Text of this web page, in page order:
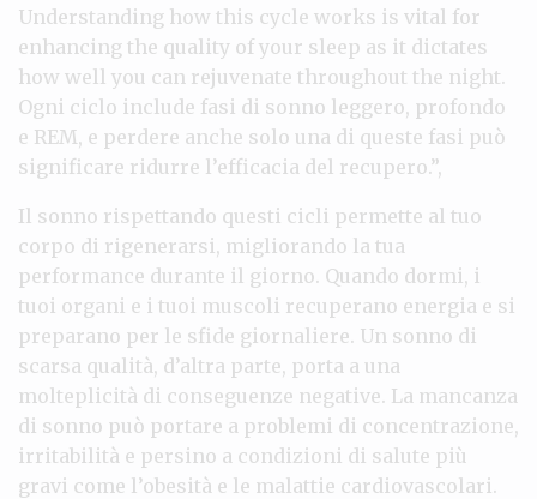
Understanding how this cycle works is vital for
enhancing the quality of your sleep as it dictates
how well you can rejuvenate throughout the night.
Ogni ciclo include fasi di sonno leggero, profondo
e REM, e perdere anche solo una di queste fasi può
significare ridurre l’efficacia del recupero.”,
Il sonno rispettando questi cicli permette al tuo
corpo di rigenerarsi, migliorando la tua
performance durante il giorno. Quando dormi, i
tuoi organi e i tuoi muscoli recuperano energia e si
preparano per le sfide giornaliere. Un sonno di
scarsa qualità, d’altra parte, porta a una
molteplicità di conseguenze negative. La mancanza
di sonno può portare a problemi di concentrazione,
irritabilità e persino a condizioni di salute più
gravi come l’obesità e le malattie cardiovascolari.